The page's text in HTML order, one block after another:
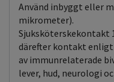
Använd inbyggt eller
mikrometer).
Sjuksköterskekontakt
därefter kontakt
av immunrelaterade
lever, hud, neurologi